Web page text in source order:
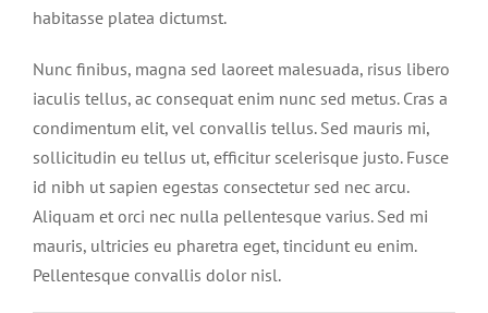
habitasse platea dictumst.
Nunc finibus, magna sed laoreet malesuada, risus libero
iaculis tellus, ac consequat enim nunc sed metus. Cras a
condimentum elit, vel convallis tellus. Sed mauris mi,
sollicitudin eu tellus ut, efficitur scelerisque justo. Fusce
id nibh ut sapien egestas consectetur sed nec arcu.
Aliquam et orci nec nulla pellentesque varius. Sed mi
mauris, ultricies eu pharetra eget, tincidunt eu enim.
Pellentesque convallis dolor nisl.